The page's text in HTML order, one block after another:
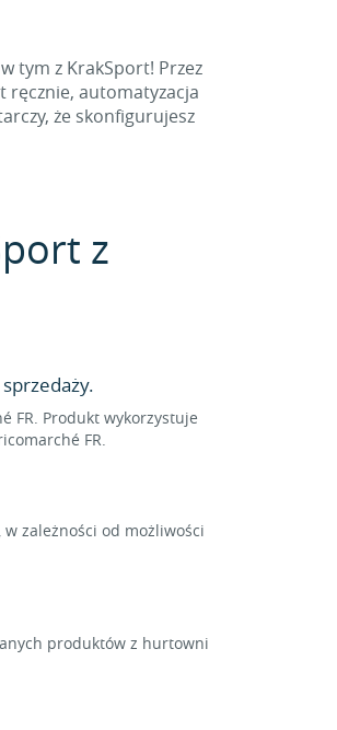
tym z KrakSport! Przez
ręcznie, automatyzacja
że skonfigurujesz
z
FR. Produkt wykorzystuje
FR.
zależności od możliwości
produktów z hurtowni